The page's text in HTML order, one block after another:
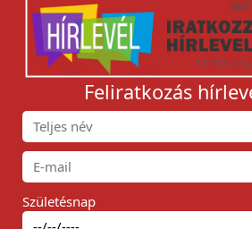
Feliratkozás
Születésnap